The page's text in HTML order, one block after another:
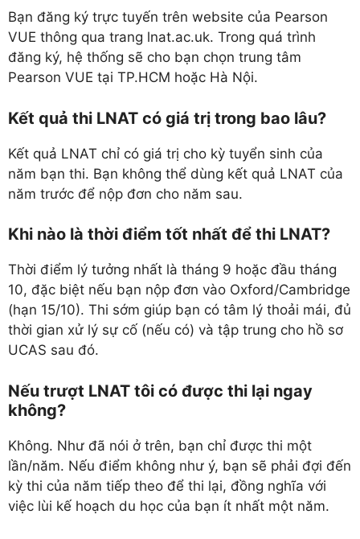
Bạn đăng ký trực tuyến trên website của Pearson
VUE thông qua trang lnat.ac.uk. Trong quá trình
đăng ký, hệ thống sẽ cho bạn chọn trung tâm
Pearson VUE tại TP.HCM hoặc Hà Nội.
Kết quả thi LNAT có giá trị trong bao lâu?
Kết quả LNAT chỉ có giá trị cho kỳ tuyển sinh của
năm bạn thi. Bạn không thể dùng kết quả LNAT của
năm trước để nộp đơn cho năm sau.
Khi nào là thời điểm tốt nhất để thi LNAT?
Thời điểm lý tưởng nhất là tháng 9 hoặc đầu tháng
10, đặc biệt nếu bạn nộp đơn vào Oxford/Cambridge
(hạn 15/10). Thi sớm giúp bạn có tâm lý thoải mái, đủ
thời gian xử lý sự cố (nếu có) và tập trung cho hồ sơ
UCAS sau đó.
Nếu trượt LNAT tôi có được thi lại ngay
không?
Không. Như đã nói ở trên, bạn chỉ được thi một
lần/năm. Nếu điểm không như ý, bạn sẽ phải đợi đến
kỳ thi của năm tiếp theo để thi lại, đồng nghĩa với
việc lùi kế hoạch du học của bạn ít nhất một năm.